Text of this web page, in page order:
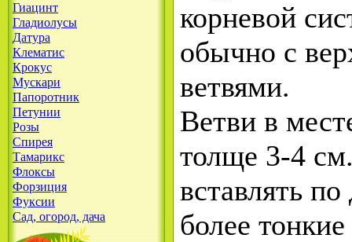
Гиацинт
Гладиолусы
Датура
Клематис
Крокус
Мускари
Папоротник
Петунии
Розы
Спирея
Тамарикс
Флоксы
Форзиция
Фуксии
Сад, огород, дача
корневой
обычно с
ветвями.
Ветви в
толще 3-4
вставлять
более